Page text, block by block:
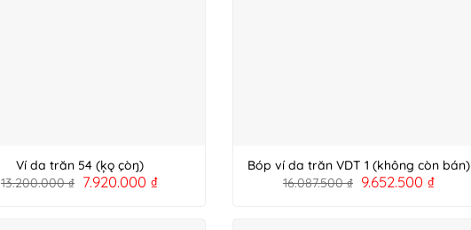
Ví da trăn 54 (ķǫ çòŋ)
13.200.000₫ 7.920.000₫
Bóp ví da trăn VDT 1 (không còn bán)
16.087.500₫ 9.652.500₫